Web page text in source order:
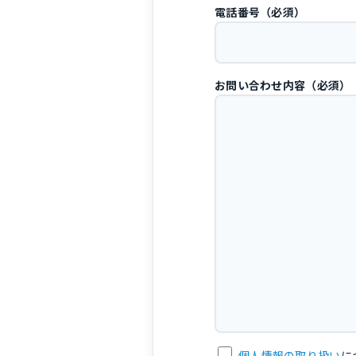
電話番号（必須）
お問い合わせ内容（必須）